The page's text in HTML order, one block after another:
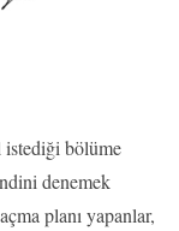
istediği bölüme
denemek
planı yapanlar,